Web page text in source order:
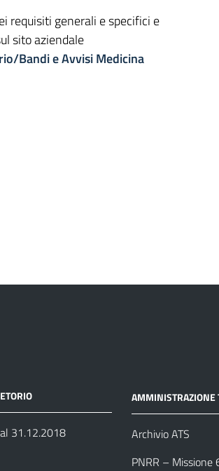
requisiti generali e specifici e
sito aziendale
/Bandi e Avvisi Medicina
31.12.2018
AMMINISTRAZIONE
Archivio ATS
PNRR – Missione